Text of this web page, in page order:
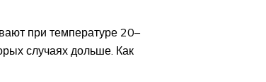
при температуре 20–
случаях дольше. Как